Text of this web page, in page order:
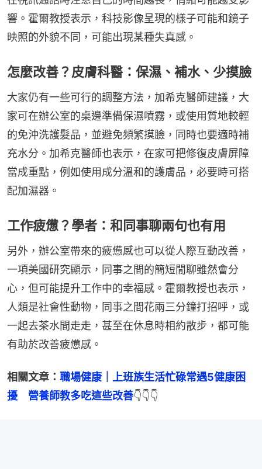
響。霍爾教授表示，科技影像呈現的樣子可能和鏡子
映照的外貌不同，可能出現某種失真感。
怎麼改善？皮膚科醫：保濕、補水、少摸臉
大家仍有一些可行的調整方法，加希克醫師建議，大
家可在辦公室的桌邊準備保濕噴霧，或使用質地較輕
的免沖洗護髮品，並避免頻繁摸臉，同時也要適時補
充水分。加希克醫師也表示，在家可把修復皮膚屏障
當成重點，例如使用成分溫和的護膚品，必要時可搭
配加濕器。
工作疲憊？學者：和同事聊兩句也有用
另外，辦公室帶來的疲憊感也可以從人際互動改善，
一項美國研究顯示，同事之間的簡短閒聊雖然會分
心，但可能提升工作中的幸福感。霍爾教授也表示，
人類是社會性動物，同事之間花兩三分鐘打招呼，或
一起去茶水間走走，甚至在休息時相約散步，都可能
有助於改善疲憊感。
相關文章： 職場健康｜上班族生活忙碌常遇5健康困
擾　營養師教多吃這些改善👇👇👇